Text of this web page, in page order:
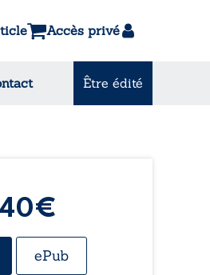
Accès privé
Être édité
ePub